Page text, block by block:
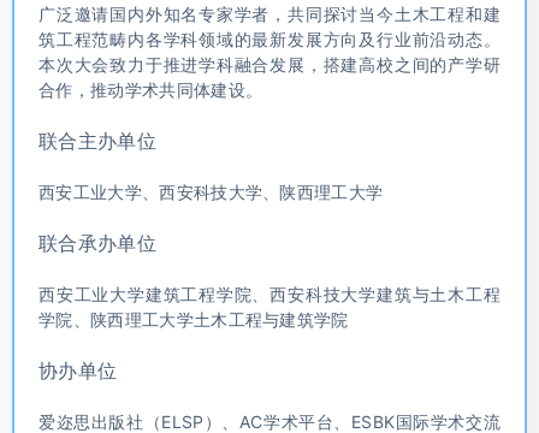
广泛邀请国内外知名专家学者，共同探讨当今土木工程和建
筑工程范畴内各学科领域的最新发展方向及行业前沿动态。
本次大会致力于推进学科融合发展，搭建高校之间的产学研
合作，推动学术共同体建设。
联合主办单位
西安工业大学、西安科技大学、陕西理工大学
联合承办单位
西安工业大学建筑工程学院、西安科技大学建筑与土木工程
学院、陕西理工大学土木工程与建筑学院
协办单位
爱迩思出版社（ELSP）、AC学术平台、ESBK国际学术交流